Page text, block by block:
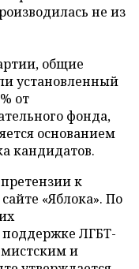
не из
общие
установленный
от
фонда,
основанием
кандидатов.
к
«Яблока». По
поддержке ЛГБТ-
и